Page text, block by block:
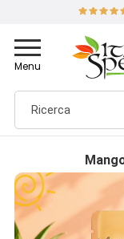
Toggle
Menu